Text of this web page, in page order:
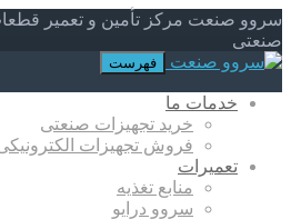
سروو صنعت مرکز تأمین و تعمیر
صنعتی
فهرست
خدمات ما
خرید تجهیزات صنعتی
فروش تجهیزات
تعمیرات
منابع تغذیه
سروو درایو